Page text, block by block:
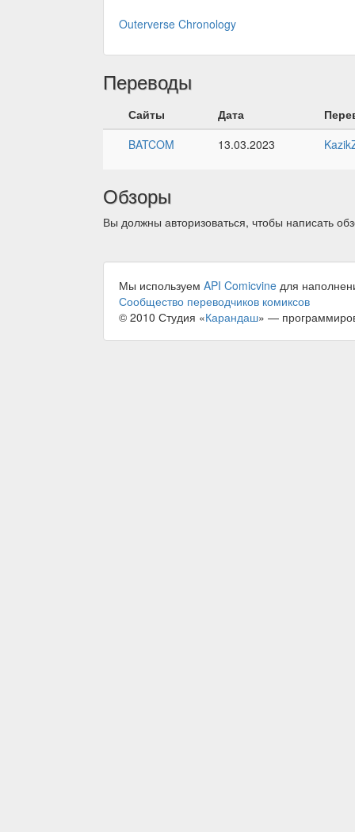
Outerverse Chronology
Переводы
Сайты Дата
BATCOM
13.03.2023
Обзоры
Вы должны авторизоваться, чтобы написать
Мы используем API Comicvine для
Сообщество переводчиков комиксов
© 2010 Студия «Карандаш» —